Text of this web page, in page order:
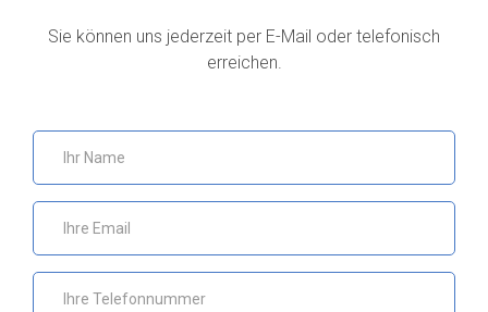
Sie können uns jederzeit per E-Mail oder telefonisch
erreichen.